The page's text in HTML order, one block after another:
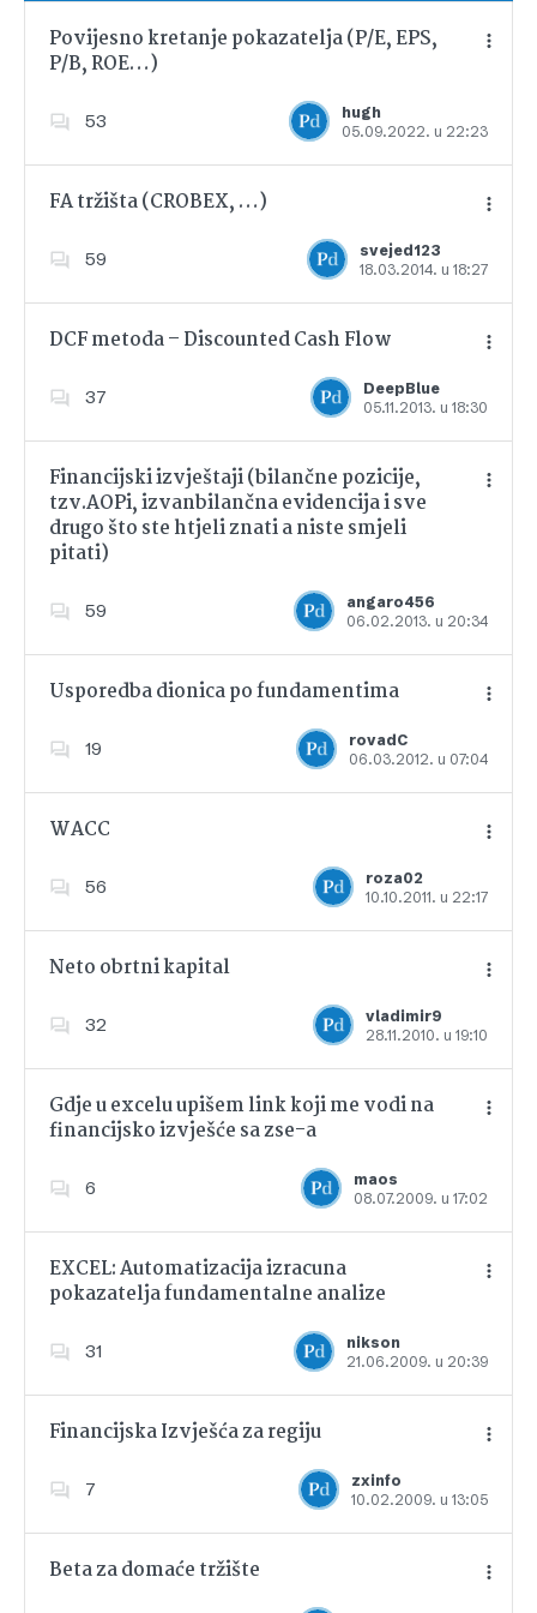
Povijesno kretanje pokazatelja (P/E, EPS,
P/B, ROE…)
53
hugh
05.09.2022. u 22:23
Dodajte u favorite
FA tržišta (CROBEX, …)
59
svejed123
18.03.2014. u 18:27
Dodajte u favorite
DCF metoda – Discounted Cash Flow
37
DeepBlue
05.11.2013. u 18:30
Dodajte u favorite
Financijski izvještaji (bilančne pozicije,
tzv.AOPi, izvanbilančna evidencija i sve
drugo što ste htjeli znati a niste smjeli
pitati)
59
angaro456
06.02.2013. u 20:34
Usporedba dionica po fundamentima
19
rovadC
06.03.2012. u 07:04
Dodajte u favorite
WACC
56
roza02
10.10.2011. u 22:17
Dodajte u favorite
Neto obrtni kapital
32
vladimir9
28.11.2010. u 19:10
Dodajte u favorite
Gdje u excelu upišem link koji me vodi na
financijsko izvješće sa zse-a
6
maos
08.07.2009. u 17:02
Dodajte u favorite
EXCEL: Automatizacija izracuna
pokazatelja fundamentalne analize
31
nikson
21.06.2009. u 20:39
Dodajte u favorite
Financijska Izvješća za regiju
7
zxinfo
10.02.2009. u 13:05
Dodajte u favorite
Beta za domaće tržište